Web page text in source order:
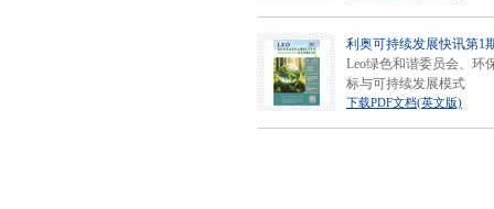
利奥可持续发展快讯第1
Leo绿色和谐委员会、环
标与可持续发展模式
下载PDF文档(英文版)